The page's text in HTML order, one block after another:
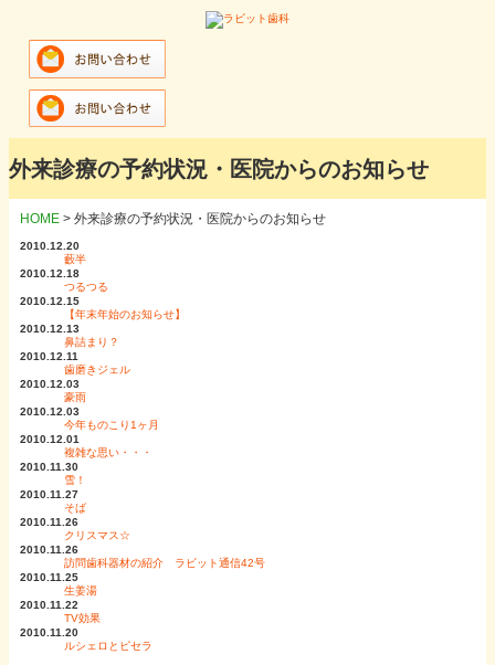
外来診療の予約状況・医院からのお知らせ
HOME > 外来診療の予約状況・医院からのお知らせ
2010.12.20
藪半
2010.12.18
つるつる
2010.12.15
【年末年始のお知らせ】
2010.12.13
鼻詰まり？
2010.12.11
歯磨きジェル
2010.12.03
豪雨
2010.12.03
今年ものこり1ヶ月
2010.12.01
複雑な思い・・・
2010.11.30
雪！
2010.11.27
そば
2010.11.26
クリスマス☆
2010.11.26
訪問歯科器材の紹介 ラビット通信42号
2010.11.25
生姜湯
2010.11.22
TV効果
2010.11.20
ルシェロとピセラ